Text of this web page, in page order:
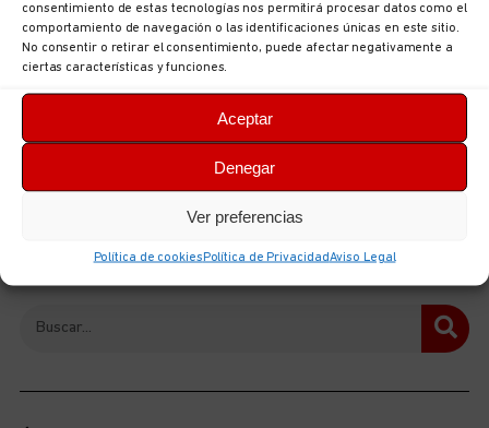
consentimiento de estas tecnologías nos permitirá procesar datos como el
comportamiento de navegación o las identificaciones únicas en este sitio.
No consentir o retirar el consentimiento, puede afectar negativamente a
ciertas características y funciones.
Aceptar
Denegar
Ver preferencias
Política de cookies Política de PrivacidadAviso Legal